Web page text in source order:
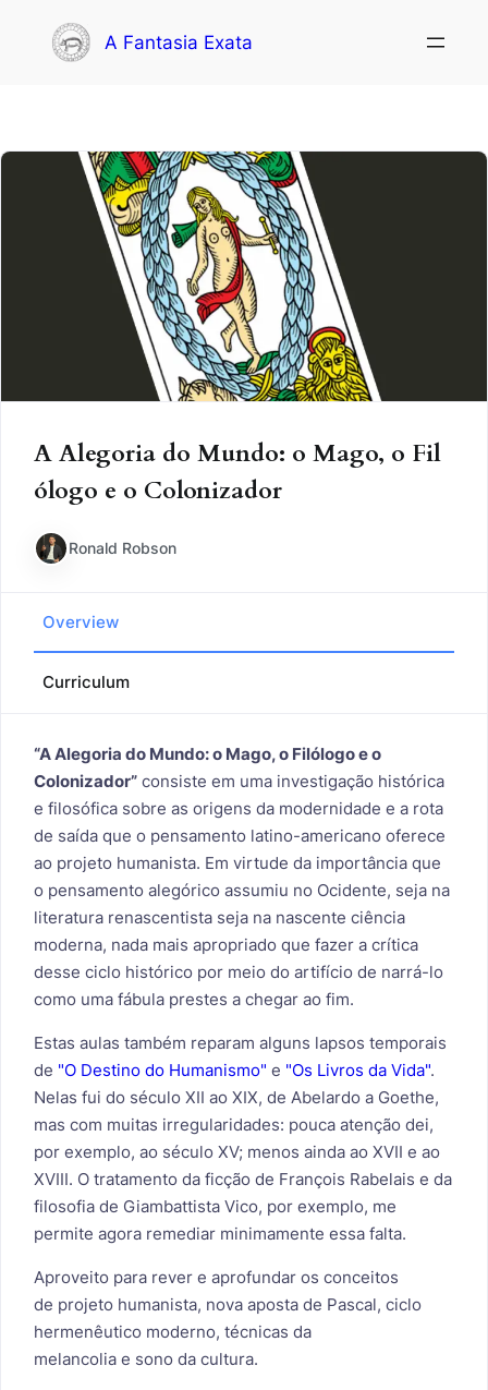
A Fantasia Exata
A Alegoria do Mundo: o Mago, o Fil
ólogo e o Colonizador
Ronald Robson
Overview
Curriculum
“A Alegoria do Mundo: o Mago, o Filólogo e o
Colonizador” consiste em uma investigação histórica
e filosófica sobre as origens da modernidade e a rota
de saída que o pensamento latino-americano oferece
ao projeto humanista. Em virtude da importância que
o pensamento alegórico assumiu no Ocidente, seja na
literatura renascentista seja na nascente ciência
moderna, nada mais apropriado que fazer a crítica
desse ciclo histórico por meio do artifício de narrá-lo
como uma fábula prestes a chegar ao fim.
Estas aulas também reparam alguns lapsos temporais
de "O Destino do Humanismo" e "Os Livros da Vida".
Nelas fui do século XII ao XIX, de Abelardo a Goethe,
mas com muitas irregularidades: pouca atenção dei,
por exemplo, ao século XV; menos ainda ao XVII e ao
XVIII. O tratamento da ficção de François Rabelais e da
filosofia de Giambattista Vico, por exemplo, me
permite agora remediar minimamente essa falta.
Aproveito para rever e aprofundar os conceitos
de projeto humanista, nova aposta de Pascal, ciclo
hermenêutico moderno, técnicas da
melancolia e sono da cultura.